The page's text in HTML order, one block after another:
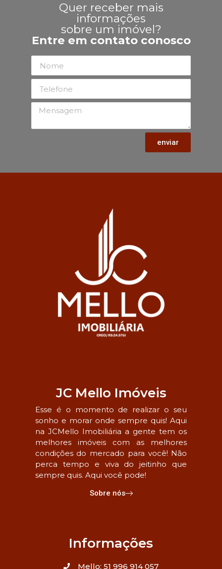
Quer receber mais
informações
sobre um imóvel?
Entre em contato conosco
enviar
JC Mello Imóveis
Esse é o momento de realizar o seu
sonho e morar onde sempre quis! Aqui
na JCMello Imobiliária a gente tem os
melhores imóveis com as melhores
condições do mercado para você! Não
perca tempo e viva do jeitinho que
sempre quis. Aqui você pode!
Sobre nós
Informações
Mello: 51 996 914 057